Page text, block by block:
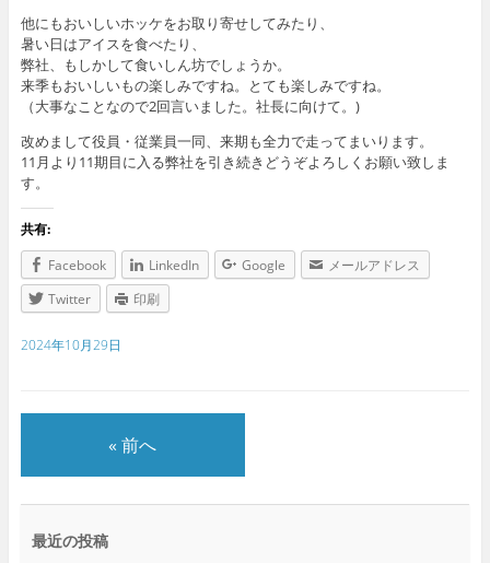
他にもおいしいホッケをお取り寄せしてみたり、
暑い日はアイスを食べたり、
弊社、もしかして食いしん坊でしょうか。
来季もおいしいもの楽しみですね。とても楽しみですね。
（大事なことなので2回言いました。社長に向けて。)
改めまして役員・従業員一同、来期も全力で走ってまいります。
11月より11期目に入る弊社を引き続きどうぞよろしくお願い致しま
す。
共有:
Facebook
LinkedIn Google
メールアドレス
Twitter
印刷
2024年10月29日
« 前へ
最近の投稿